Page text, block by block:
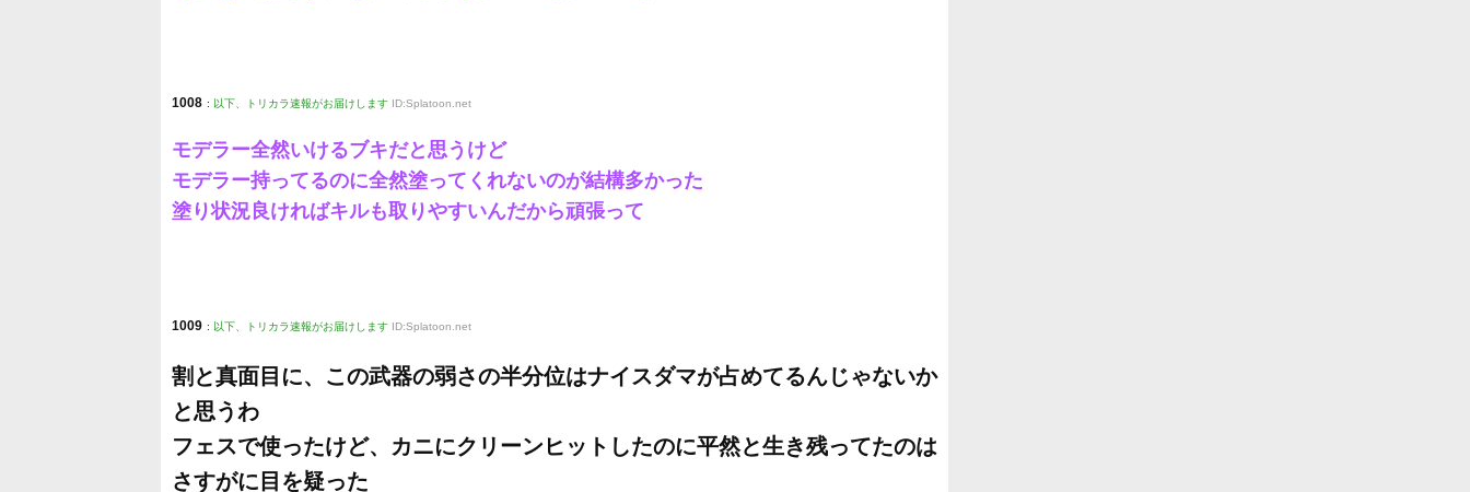
1008 : 以下、トリカラ速報がお届けします ID:Splatoon.net
モデラー全然いけるブキだと思うけど
モデラー持ってるのに全然塗ってくれないのが結構多かった
塗り状況良ければキルも取りやすいんだから頑張って
1009 : 以下、トリカラ速報がお届けします ID:Splatoon.net
割と真面目に、この武器の弱さの半分位はナイスダマが占めてるんじゃないか
と思うわ
フェスで使ったけど、カニにクリーンヒットしたのに平然と生き残ってたのは
さすがに目を疑った